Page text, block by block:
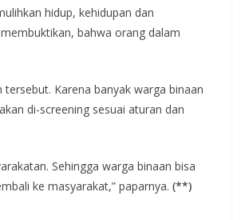
hidup, kehidupan dan
bahwa orang dalam
Karena banyak warga binaan
di-screening sesuai aturan dan
Sehingga warga binaan bisa
ke masyarakat,” paparnya. (**)